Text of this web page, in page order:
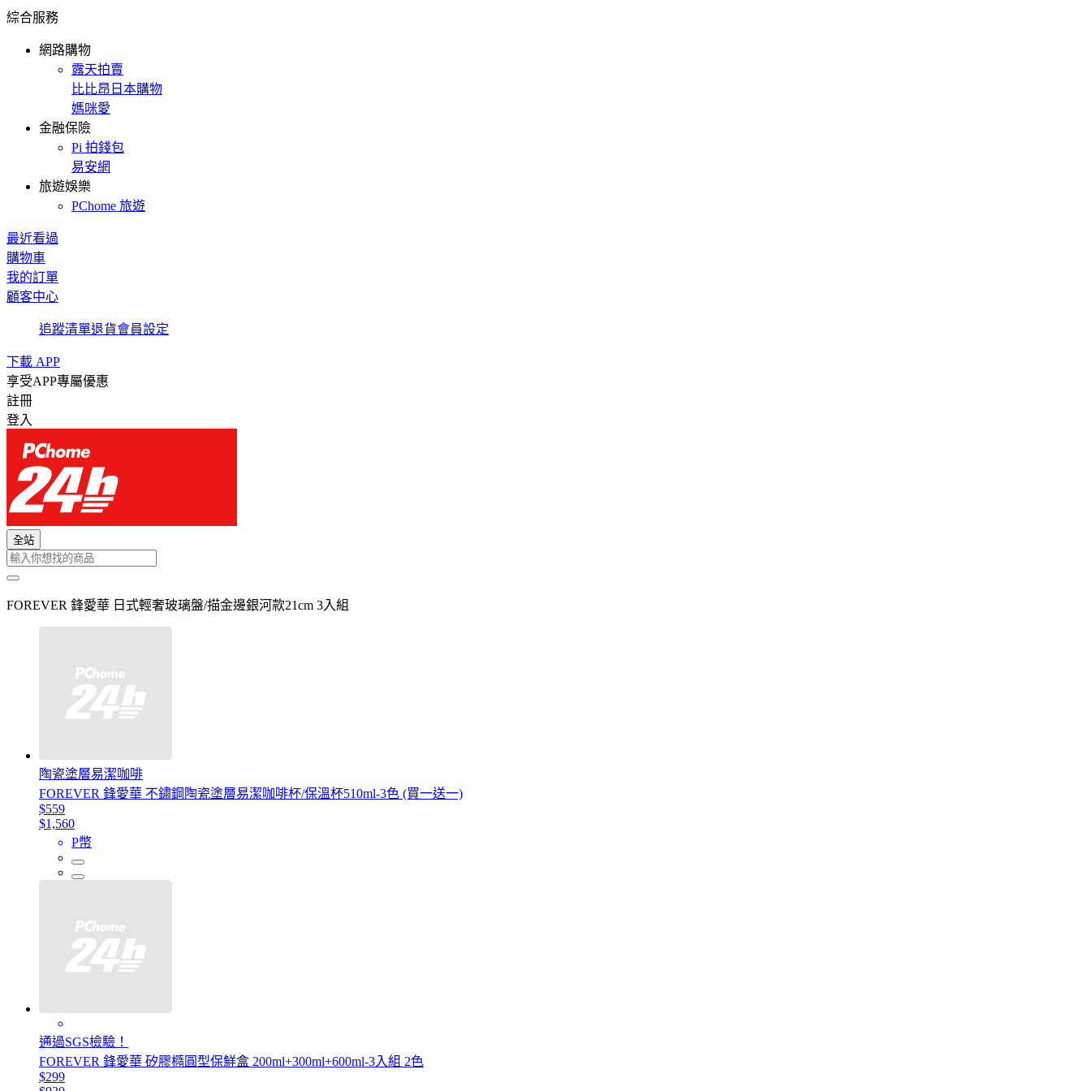
綜合服務
網路購物
露天拍賣
比比昂日本購物
媽咪愛
金融保險
Pi 拍錢包
易安網
旅遊娛樂
PChome 旅遊
最近看過
購物車
我的訂單
顧客中心
追蹤清單退貨會員設定
下載 APP
享受APP專屬優惠
註冊
登入
全站
FOREVER 鋒愛華 日式輕奢玻璃盤/描金邊銀河款21cm 3入組
陶瓷塗層易潔咖啡
FOREVER 鋒愛華 不鏽鋼陶瓷塗層易潔咖啡杯/保溫杯510ml-3色 (買一送一)
$559
$1,560
P幣
通過SGS檢驗！
FOREVER 鋒愛華 矽膠橢圓型保鮮盒 200ml+300ml+600ml-3入組 2色
$299